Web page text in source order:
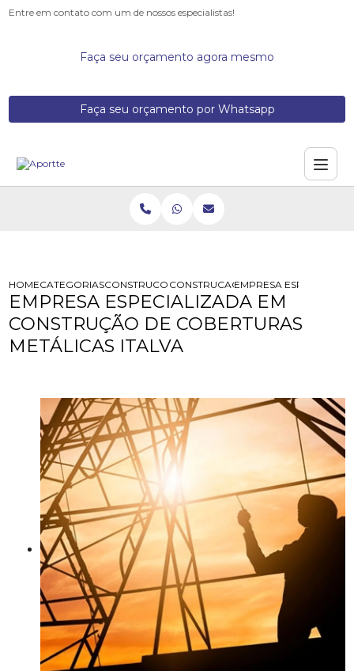
Entre em contato com um de nossos especialistas!
Faça seu orçamento agora mesmo
Faça seu orçamento por Whatsapp
HOMECATEGORIASCONSTRUCOES DE ESTRUTURAS METALICAS
CONSTRUCAO DE COBERTURA
EMPRESA
EMPRESA ESPECIALIZADA EM
CONSTRUÇÃO DE COBERTURAS
METÁLICAS ITALVA